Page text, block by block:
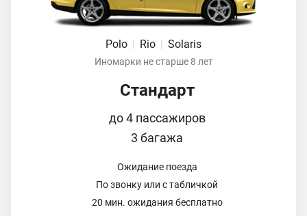
Polo | Rio | Solaris
Иномарки не старше 8 лет
Стандарт
до 4 пассажиров
3 багажа
Ожидание поезда
По звонку или с табличкой
20 мин. ожидания бесплатно